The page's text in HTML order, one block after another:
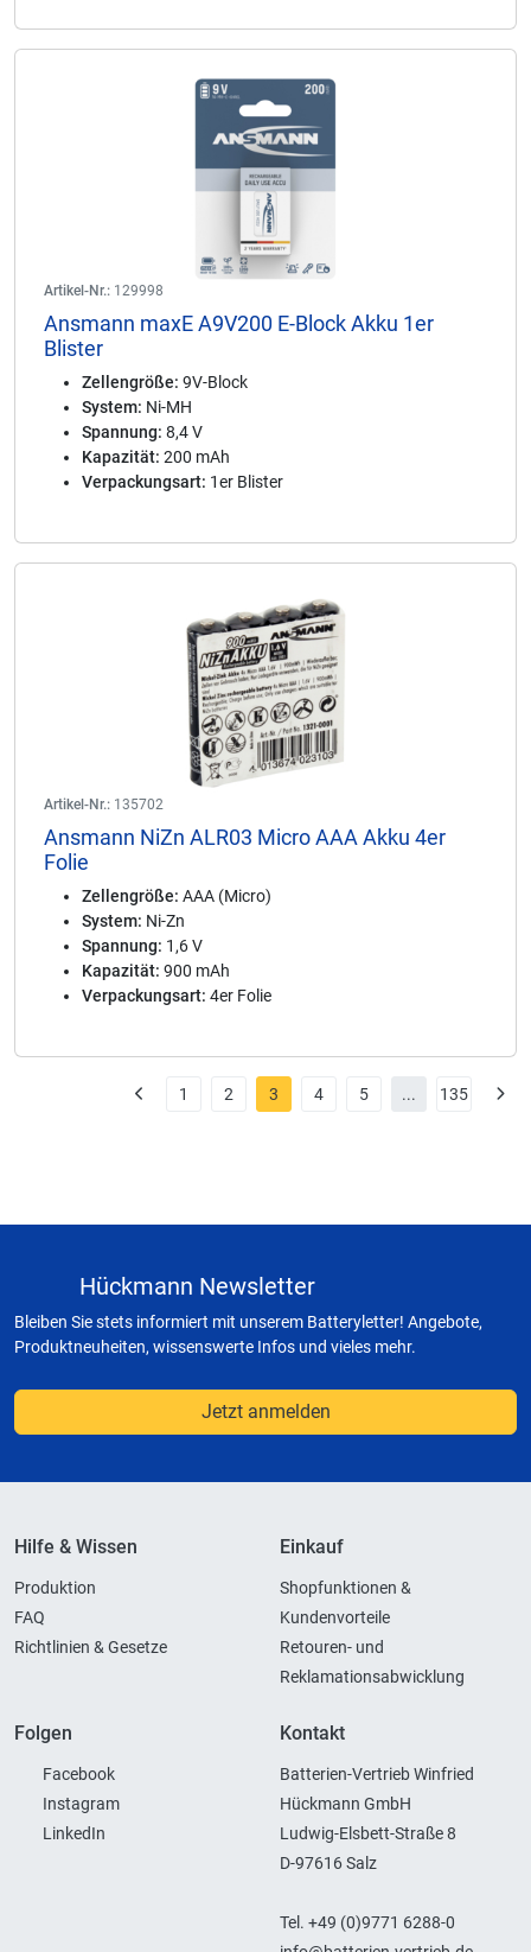
Artikel-Nr.: 129998
Ansmann maxE A9V200 E-Block Akku 1er
Blister
Zellengröße: 9V-Block
System: Ni-MH
Spannung: 8,4 V
Kapazität: 200 mAh
Verpackungsart: 1er Blister
Artikel-Nr.: 135702
Ansmann NiZn ALR03 Micro AAA Akku 4er
Folie
Zellengröße: AAA (Micro)
System: Ni-Zn
Spannung: 1,6 V
Kapazität: 900 mAh
Verpackungsart: 4er Folie
1 2 3 4 5 ... 135
Hückmann Newsletter
Bleiben Sie stets informiert mit unserem Batteryletter! Angebote,
Produktneuheiten, wissenswerte Infos und vieles mehr.
Jetzt anmelden
Hilfe & Wissen
Produktion
FAQ
Richtlinien & Gesetze
Einkauf
Shopfunktionen &
Kundenvorteile
Retouren- und
Reklamationsabwicklung
Folgen
Facebook
Instagram
LinkedIn
Kontakt
Batterien-Vertrieb Winfried
Hückmann GmbH
Ludwig-Elsbett-Straße 8
D-97616 Salz
Tel. +49 (0)9771 6288-0